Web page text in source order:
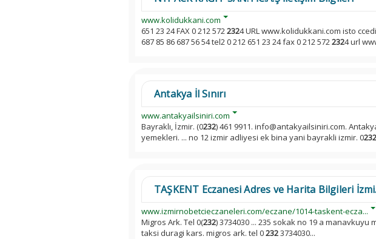
www.kolidukkani.com
651 23 24 FAX 0 212 5722324 URL www.kolidukkani.com isto
687 85 86 687 56 54 tel2 0 212 651 23 24 fax 0 212 5722324 url
Antakya İl Sınırı
www.antakyailsiniri.com
Bayraklı, İzmir. (0232) 461 9911. info@antakyailsiniri.com.
yemekleri. ... no 12 izmir adliyesi ek bina yani bayrakli izmir. 0232
TAŞKENT Eczanesi Adres ve Harita Bilgileri
www.izmirnobetcieczaneleri.com/eczane/1014-taskent-ecza...
Migros Ark. Tel 0(232) 3734030 ... 235 sokak no 19 a
taksi duragi kars. migros ark. tel 02323734030...